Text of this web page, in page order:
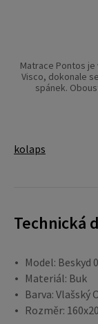
Matrace Pontos
Visco, dokonale
spánek.
kolaps
Technická
Model: Beskyd
Materiál: Buk
Barva: Vlašský
Rozměr: